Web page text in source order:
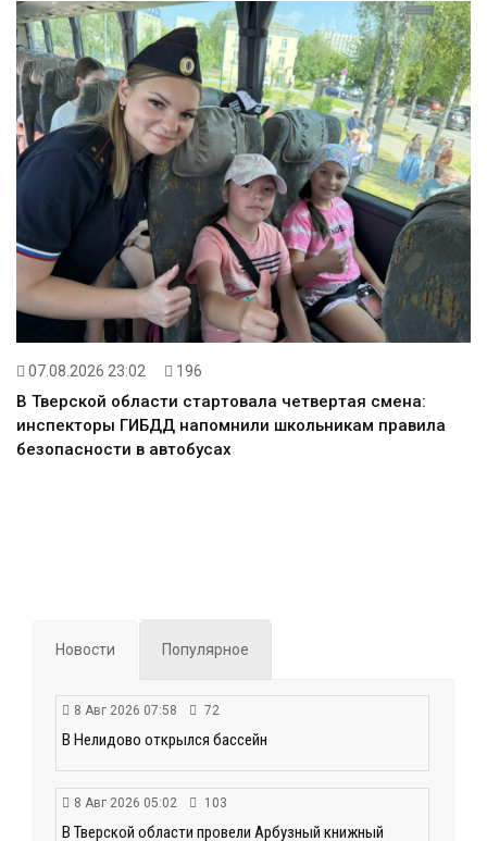
07.08.2026 23:02 196
В Тверской области стартовала четвертая смена:
инспекторы ГИБДД напомнили школьникам правила
безопасности в автобусах
Новости Популярное
8 Авг 2026 07:58 72
В Нелидово открылся бассейн
8 Авг 2026 05:02 103
В Тверской области провели Арбузный книжный